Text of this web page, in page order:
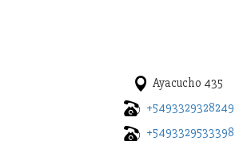
Ayacucho 435
+5493329328249
+5493329533398